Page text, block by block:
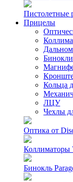
Пистолетные
Прицелы
Бинокли
Кольца
ЛЦУ
Чехлы
Оптика от
Коллиматоры
Бинокль